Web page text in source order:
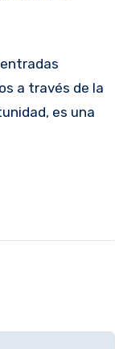
a través de la
es una